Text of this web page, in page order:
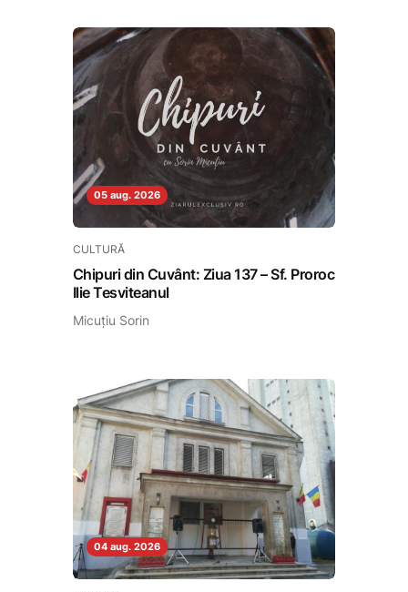
05 aug. 2026
CULTURĂ
Chipuri din Cuvânt: Ziua 137 – Sf. Proroc
Ilie Tesviteanul
Micuțiu Sorin
04 aug. 2026